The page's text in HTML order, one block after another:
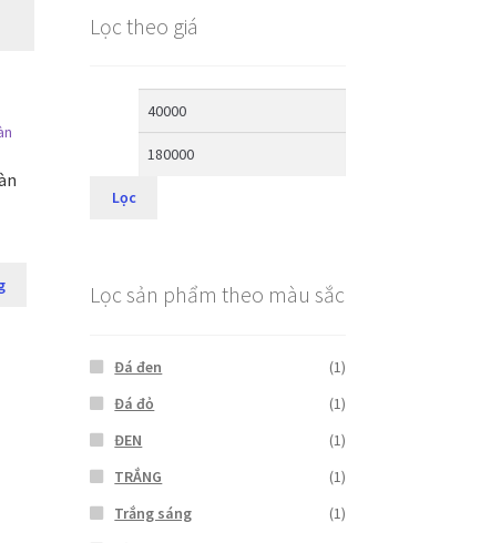
Lọc theo giá
Lọc
Lọc sản phẩm theo màu sắc
Đá đen
(1)
Đá đỏ
(1)
ĐEN
(1)
TRẮNG
(1)
Trắng sáng
(1)